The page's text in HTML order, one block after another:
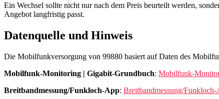
Ein Wechsel sollte nicht nur nach dem Preis beurteilt werden,
Angebot langfristig passt.
Datenquelle und Hinweis
Die Mobilfunkversorgung von 99880 basiert auf Daten des
Mobilfunk-Monitoring | Gigabit-Grundbuch: Mobilfunk-
Breitbandmessung/Funkloch-App: Breitbandmessung/